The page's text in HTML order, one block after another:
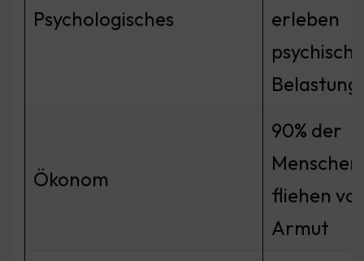
Psychologisches
erleben
psychische
Ökonom
90% der
Menschen
fliehen
Armut